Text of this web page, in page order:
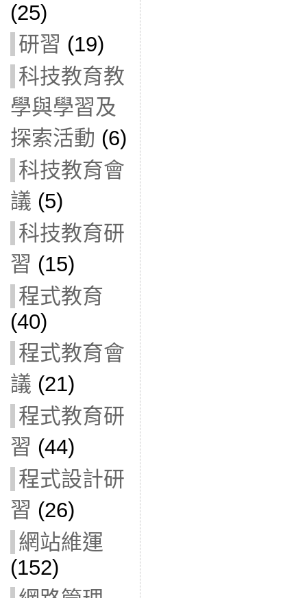
(25)
研習 (19)
科技教育教
學與學習及
探索活動 (6)
科技教育會
議 (5)
科技教育研
習 (15)
程式教育
(40)
程式教育會
議 (21)
程式教育研
習 (44)
程式設計研
習 (26)
網站維運
(152)